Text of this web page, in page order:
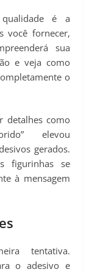
é a
você fornecer,
sua
e veja como
o
detalhes como
elevou
gerados.
figurinhas se
à mensagem
tentativa.
o adesivo e